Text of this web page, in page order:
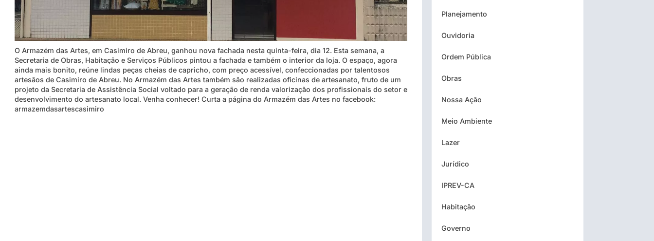
O Armazém das Artes, em Casimiro de Abreu, ganhou nova fachada nesta quinta-feira, dia 12. Esta semana, a
Secretaria de Obras, Habitação e Serviços Públicos pintou a fachada e também o interior da loja. O espaço, agora
ainda mais bonito, reúne lindas peças cheias de capricho, com preço acessível, confeccionadas por talentosos
artesãos de Casimiro de Abreu. No Armazém das Artes também são realizadas oficinas de artesanato, fruto de um
projeto da Secretaria de Assistência Social voltado para a geração de renda valorização dos profissionais do setor e
desenvolvimento do artesanato local. Venha conhecer! Curta a página do Armazém das Artes no facebook:
armazemdasartescasimiro
Planejamento
Ouvidoria
Ordem Pública
Obras
Nossa Ação
Meio Ambiente
Lazer
Jurídico
IPREV-CA
Habitação
Governo